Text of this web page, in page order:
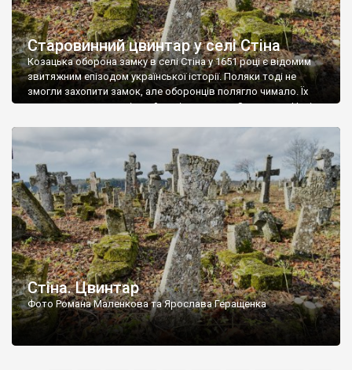
Старовинний цвинтар у селі Стіна
Козацька оборона замку в селі Стіна у 1651 році є відомим
звитяжним епізодом української історії. Поляки тоді не
змогли захопити замок, але оборонців полягло чимало. Їх
поховали на цвинтарі, який тоді називався Замковим. Нині на
ньому чимало хрестів 19 століття, є такі, де епітафії стер […]
Стіна. Цвинтар
Фото Романа Маленкова та Ярослава Геращенка